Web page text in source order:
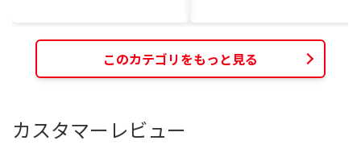
このカテゴリをもっと見る
カスタマーレビュー